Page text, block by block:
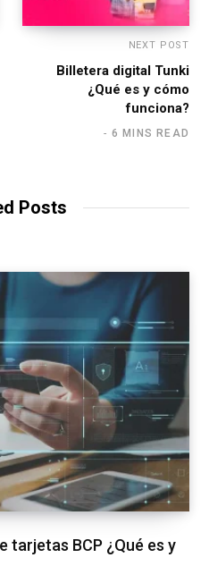
NEXT POST
Billetera digital Tunki
¿Qué es y cómo
funciona?
6 MINS READ
Posts
tarjetas BCP ¿Qué es y